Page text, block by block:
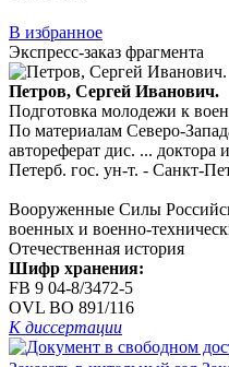
В избранное
Экспресс-заказ фрагмента
Петров, Сергей Иванович.
Подготовка молодежи к
По материалам Северо-
автореферат дис. ... доктора
Петерб. гос. ун-т. - Санкт-
Вооруженные Силы
военных и военно-
Отечественная история
Шифр хранения:
FB 9 04-8/3472-5
OVL ВО 891/116
К диссертации